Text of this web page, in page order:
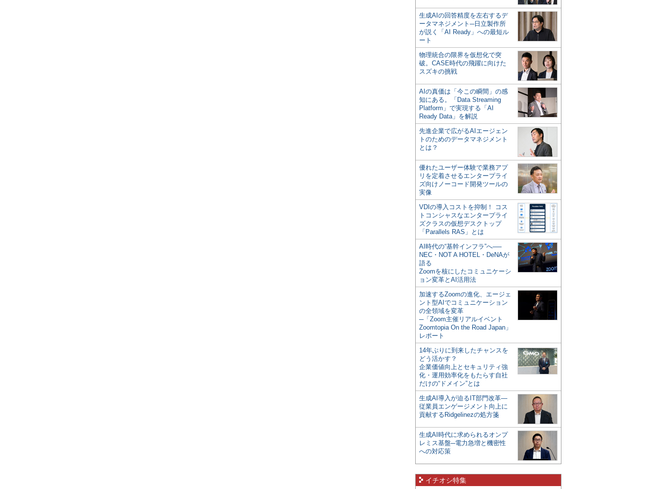
生成AIの回答精度を左右するデ
ータマネジメント─日立製作所
が説く「AI Ready」への最短ル
ート
物理統合の限界を仮想化で突
破。CASE時代の飛躍に向けた
スズキの挑戦
AIの真価は「今この瞬間」の感
知にある。「Data Streaming
Platform」で実現する「AI
Ready Data」を解説
先進企業で広がるAIエージェン
トのためのデータマネジメント
とは？
優れたユーザー体験で業務アプ
リを定着させるエンタープライ
ズ向けノーコード開発ツールの
実像
VDIの導入コストを抑制！ コス
トコンシャスなエンタープライ
ズクラスの仮想デスクトップ
「Parallels RAS」とは
AI時代の“基幹インフラ”へ──
NEC・NOT A HOTEL・DeNAが
語る
Zoomを核にしたコミュニケーシ
ョン変革とAI活用法
加速するZoomの進化、エージェ
ント型AIでコミュニケーション
の全領域を変革
─「Zoom主催リアルイベント
Zoomtopia On the Road Japan」
レポート
14年ぶりに到来したチャンスを
どう活かす？
企業価値向上とセキュリティ強
化・運用効率化をもたらす自社
だけの“ドメイン”とは
生成AI導入が迫るIT部門改革―
従業員エンゲージメント向上に
貢献するRidgelinezの処方箋
生成AI時代に求められるオンプ
レミス基盤─電力急増と機密性
への対応策
イチオシ特集